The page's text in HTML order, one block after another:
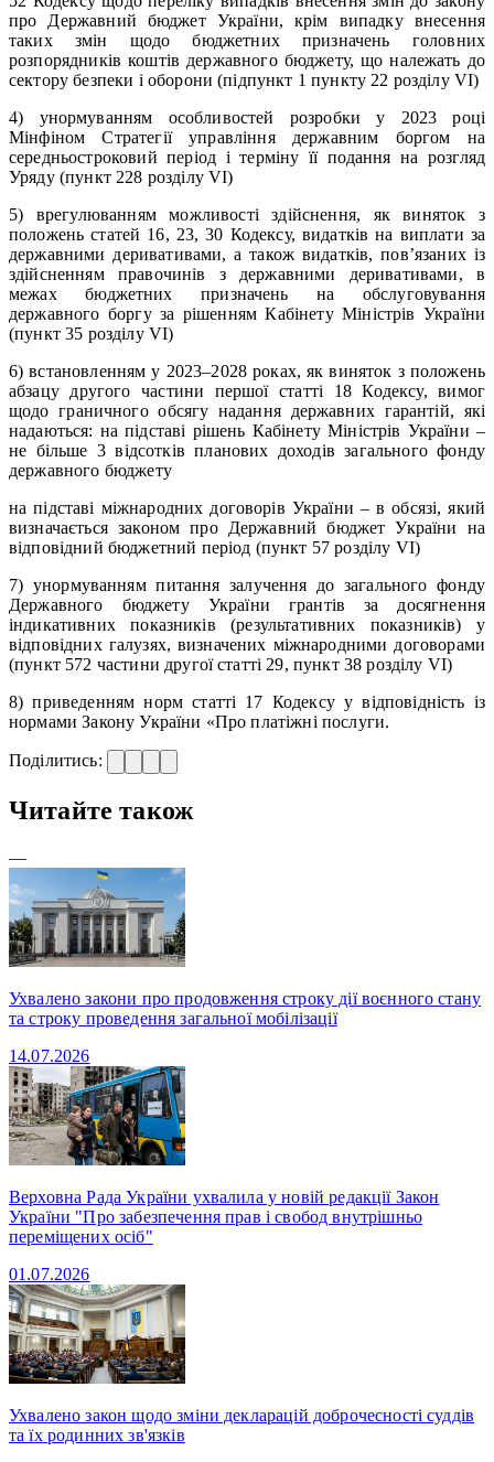
про Державний бюджет України, крім випадку внесення
таких змін щодо бюджетних призначень головних
розпорядників коштів державного бюджету, що належать до
сектору безпеки і оборони (підпункт 1 пункту 22 розділу VI)
4) унормуванням особливостей розробки у 2023 році
Мінфіном Стратегії управління державним боргом на
середньостроковий період і терміну її подання на розгляд
Уряду (пункт 228 розділу VI)
5) врегулюванням можливості здійснення, як виняток з
положень статей 16, 23, 30 Кодексу, видатків на виплати за
державними деривативами, а також видатків, пов’язаних із
здійсненням правочинів з державними деривативами, в
межах бюджетних призначень на обслуговування
державного боргу за рішенням Кабінету Міністрів України
(пункт 35 розділу VI)
6) встановленням у 2023–2028 роках, як виняток з положень
абзацу другого частини першої статті 18 Кодексу, вимог
щодо граничного обсягу надання державних гарантій, які
надаються: на підставі рішень Кабінету Міністрів України –
не більше 3 відсотків планових доходів загального фонду
державного бюджету
на підставі міжнародних договорів України – в обсязі, який
визначається законом про Державний бюджет України на
відповідний бюджетний період (пункт 57 розділу VI)
7) унормуванням питання залучення до загального фонду
Державного бюджету України грантів за досягнення
індикативних показників (результативних показників) у
відповідних галузях, визначених міжнародними договорами
(пункт 572 частини другої статті 29, пункт 38 розділу VI)
8) приведенням норм статті 17 Кодексу у відповідність із
нормами Закону України «Про платіжні послуги.
Поділитись:
Читайте також
—
Ухвалено закони про продовження строку дії воєнного стану
та строку проведення загальної мобілізації
14.07.2026
Верховна Рада України ухвалила у новій редакції Закон
України "Про забезпечення прав і свобод внутрішньо
переміщених осіб"
01.07.2026
Ухвалено закон щодо зміни декларацій доброчесності суддів
та їх родинних зв'язків